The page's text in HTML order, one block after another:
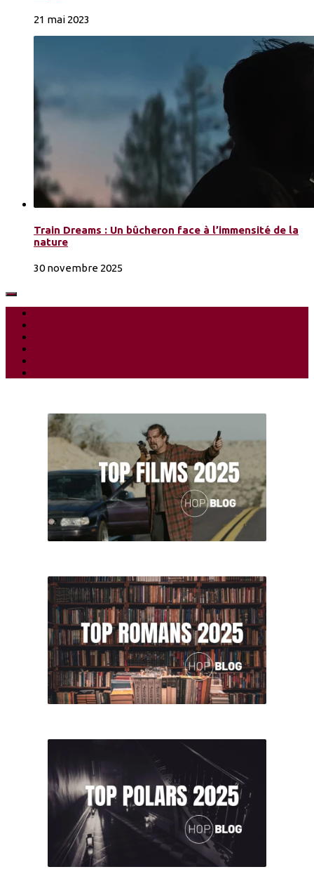
21 mai 2023
Train Dreams : Un bûcheron face à l’immensité de la
nature
30 novembre 2025